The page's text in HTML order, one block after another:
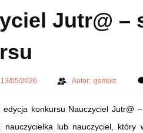
Jutr@ –
05/2026 Autor: gsmbiz
edycja konkursu Nauczyciel Jutr@
nauczycielka lub nauczyciel,